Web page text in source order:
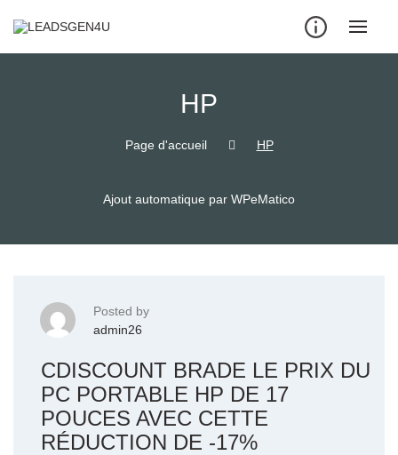
HP
Page d'accueil HP
Ajout automatique par WPeMatico
Posted by
admin26
CDISCOUNT BRADE LE PRIX DU
PC PORTABLE HP DE 17
POUCES AVEC CETTE
RÉDUCTION DE -17%